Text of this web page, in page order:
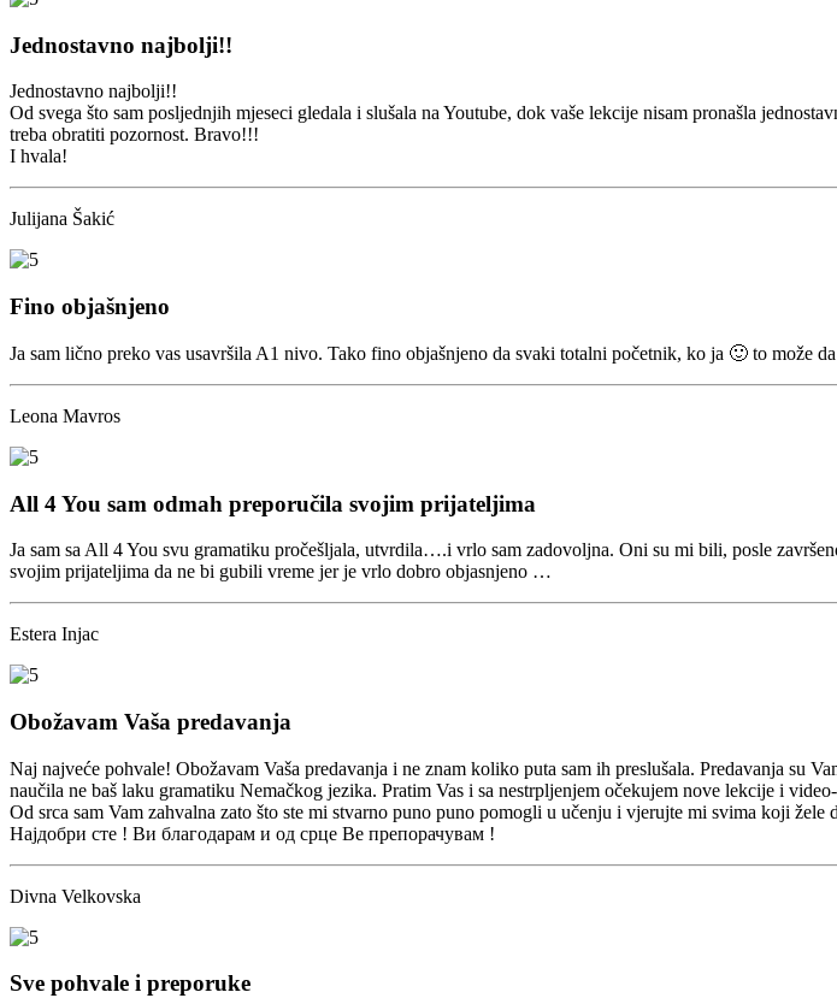
Jednostavno najbolji!!
Jednostavno najbolji!!
Od svega što sam posljednjih mjeseci gledala i slušala na Youtube, dok vaše lekcije nisam pronašla
treba obratiti pozornost. Bravo!!!
I hvala!
Julijana Šakić
Fino objašnjeno
Ja sam lično preko vas usavršila A1 nivo. Tako fino objašnjeno da svaki totalni početnik, ko ja 🙂 to može
Leona Mavros
All 4 You sam odmah preporučila svojim prijateljima
Ja sam sa All 4 You svu gramatiku pročešljala, utvrdila….i vrlo sam zadovoljna. Oni su mi bili, posle
svojim prijateljima da ne bi gubili vreme jer je vrlo dobro objasnjeno …
Estera Injac
Obožavam Vaša predavanja
Naj najveće pohvale! Obožavam Vaša predavanja i ne znam koliko puta sam ih preslušala. Predavanja su
naučila ne baš laku gramatiku Nemačkog jezika. Pratim Vas i sa nestrpljenjem očekujem nove lekcije i
Od srca sam Vam zahvalna zato što ste mi stvarno puno puno pomogli u učenju i vjerujte mi svima koji
Најдобри сте ! Ви благодарам и од срце Ве препорачувам !
Divna Velkovska
Sve pohvale i preporuke